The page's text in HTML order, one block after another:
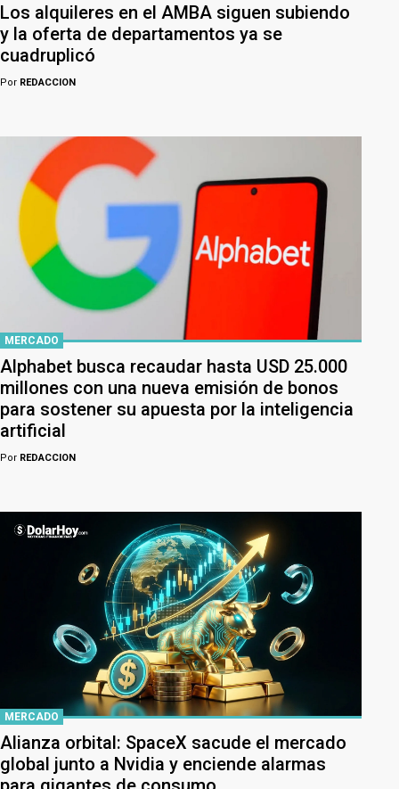
Los alquileres en el AMBA siguen subiendo
y la oferta de departamentos ya se
cuadruplicó
Por REDACCION
MERCADO
Alphabet busca recaudar hasta USD 25.000
millones con una nueva emisión de bonos
para sostener su apuesta por la inteligencia
artificial
Por REDACCION
MERCADO
Alianza orbital: SpaceX sacude el mercado
global junto a Nvidia y enciende alarmas